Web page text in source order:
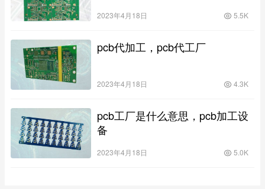
2023年4月18日 5.5K
pcb代加工，pcb代工厂
2023年4月18日 4.3K
pcb工厂是什么意思，pcb加工设
备
2023年4月18日 5.0K